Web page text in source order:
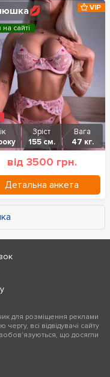
Зріст
155 см.
Вага
47 кг.
від 3500 грн.
Детальна анкета
VIP
сайті
для розміщення реклами
чергу, всі відвідувачі сайту
що досягли